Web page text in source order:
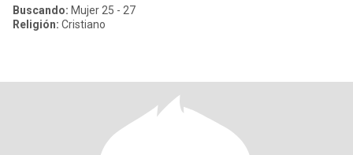
Buscando: Mujer 25 - 27
Religión: Cristiano